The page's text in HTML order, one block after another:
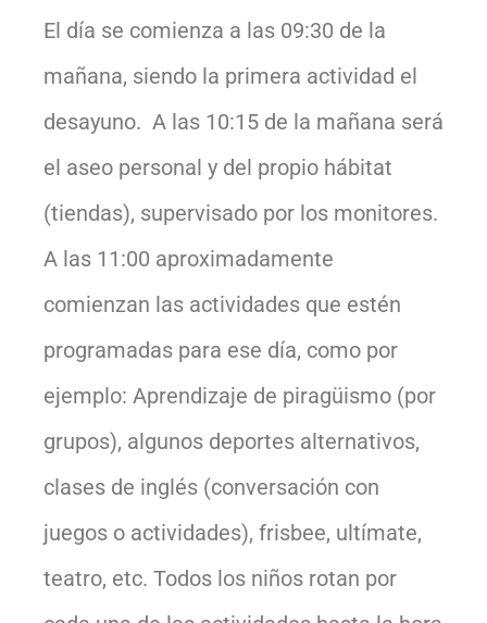
El día se comienza a las 09:30 de la
mañana, siendo la primera actividad el
desayuno. A las 10:15 de la mañana será
el aseo personal y del propio hábitat
(tiendas), supervisado por los monitores.
A las 11:00 aproximadamente
comienzan las actividades que estén
programadas para ese día, como por
ejemplo: Aprendizaje de piragüismo (por
grupos), algunos deportes alternativos,
clases de inglés (conversación con
juegos o actividades), frisbee, ultímate,
teatro, etc. Todos los niños rotan por